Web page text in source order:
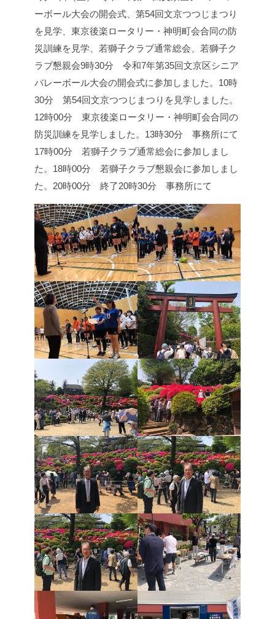
ーボール大会の開会式、第54回文京つつじまつり
を見学、東京後楽ロータリー・神明町会合同の防
災訓練を見学、若獅子クラブ通常総会、若獅子ク
ラブ懇親会9時30分 令和7年第35回文京区シニア
バレーボール大会の開会式に参加しました。 10時
30分 第54回文京つつじまつりを見学しました。
12時00分 東京後楽ロータリー・神明町会合同の
防災訓練を見学しました。 13時30分 事務所にて
17時00分 若獅子クラブ通常総会に参加しまし
た。 18時00分 若獅子クラブ懇親会に参加しまし
た。 20時00分 終了20時30分 事務所にて